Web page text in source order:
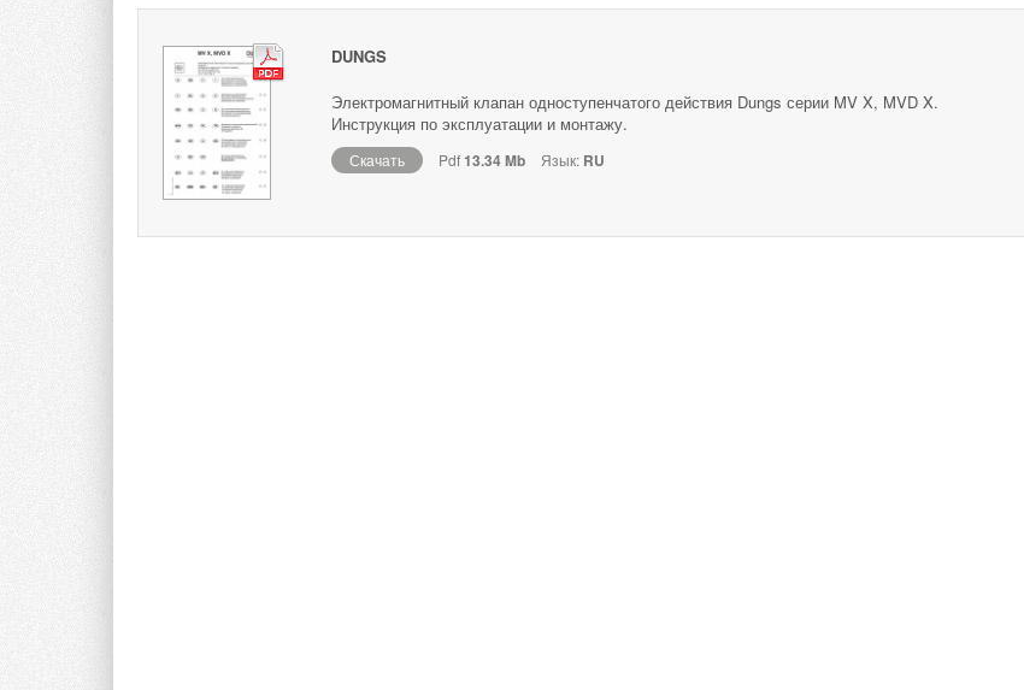
DUNGS
Электромагнитный клапан одноступенчатого действия Dungs серии MV X, MVD X.
Инструкция по эксплуатации и монтажу.
Скачать Pdf13.34 Mb Язык: RU